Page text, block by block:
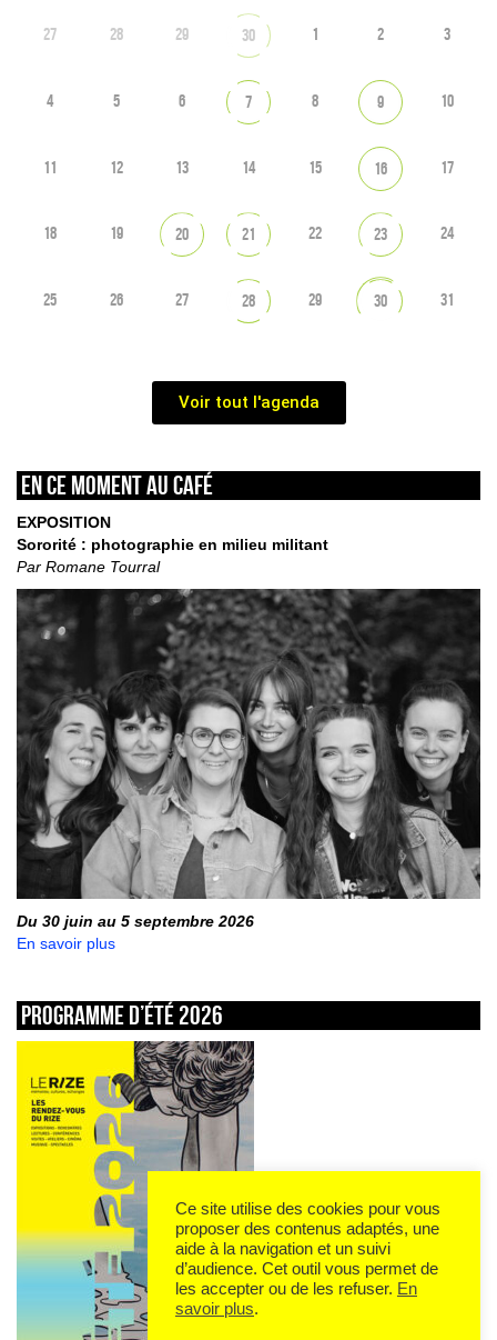
27 28 29 30 1 2 3
4 5 6 7 8 9 10
11 12 13 14 15 16 17
18 19 20 21 22 23 24
25 26 27 28 29 30 31
Voir tout l'agenda
En ce moment au café
EXPOSITION
Sororité : photographie en milieu militant
Par Romane Tourral
Du 30 juin au 5 septembre 2026
En savoir plus
Programme d’été 2026
Ce site utilise des cookies pour vous
proposer des contenus adaptés, une
aide à la navigation et un suivi
d’audience. Cet outil vous permet de
les accepter ou de les refuser. En
savoir plus.